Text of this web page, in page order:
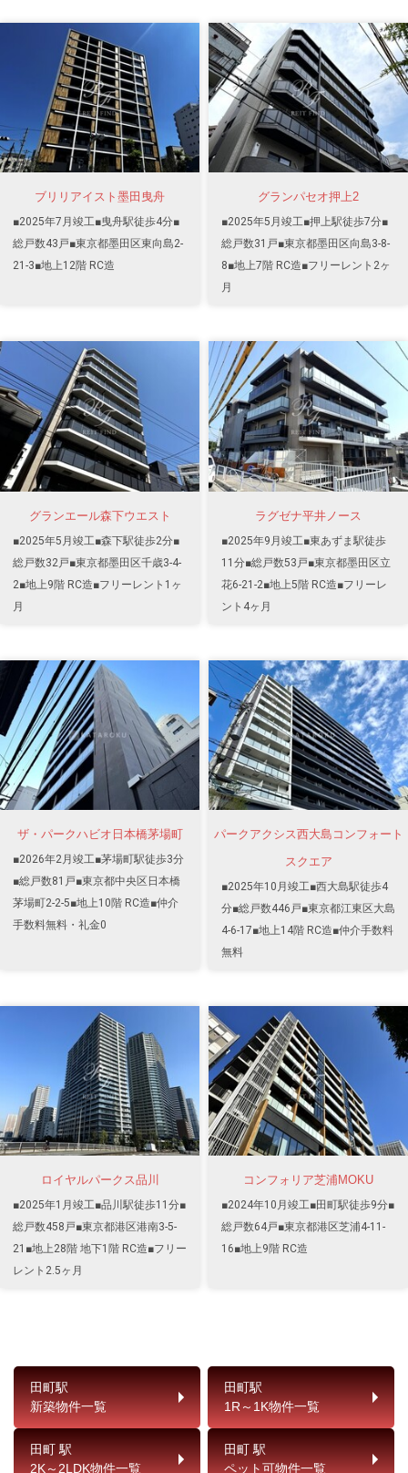
ブリリアイスト墨田曳舟
■2025年7月竣工■曳舟駅徒歩4分■
総戸数43戸■東京都墨田区東向島2-
21-3■地上12階 RC造
グランパセオ押上2
■2025年5月竣工■押上駅徒歩7分■
総戸数31戸■東京都墨田区向島3-8-
8■地上7階 RC造■フリーレント2ヶ
月
グランエール森下ウエスト
■2025年5月竣工■森下駅徒歩2分■
総戸数32戸■東京都墨田区千歳3-4-
2■地上9階 RC造■フリーレント1ヶ
月
ラグゼナ平井ノース
■2025年9月竣工■東あずま駅徒歩
11分■総戸数53戸■東京都墨田区立
花6-21-2■地上5階 RC造■フリーレ
ント4ヶ月
ザ・パークハビオ日本橋茅場町
■2026年2月竣工■茅場町駅徒歩3分
■総戸数81戸■東京都中央区日本橋
茅場町2-2-5■地上10階 RC造■仲介
手数料無料・礼金0
パークアクシス西大島コンフォート
スクエア
■2025年10月竣工■西大島駅徒歩4
分■総戸数446戸■東京都江東区大島
4-6-17■地上14階 RC造■仲介手数料
無料
ロイヤルパークス品川
■2025年1月竣工■品川駅徒歩11分■
総戸数458戸■東京都港区港南3-5-
21■地上28階 地下1階 RC造■フリー
レント2.5ヶ月
コンフォリア芝浦MOKU
■2024年10月竣工■田町駅徒歩9分■
総戸数64戸■東京都港区芝浦4-11-
16■地上9階 RC造
田町駅
新築物件一覧
田町駅
1R～1K物件一覧
田町 駅
2K～2LDK物件一覧
田町 駅
ペット可物件一覧